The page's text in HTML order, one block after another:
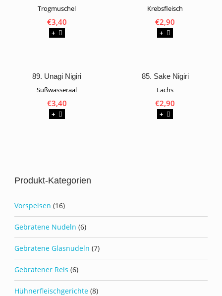
Trogmuschel
€3,40
+
Krebsfleisch
€2,90
+
89. Unagi Nigiri
Süßwasseraal
€3,40
+
85. Sake Nigiri
Lachs
€2,90
+
Produkt-Kategorien
Vorspeisen (16)
Gebratene Nudeln (6)
Gebratene Glasnudeln (7)
Gebratener Reis (6)
Hühnerfleischgerichte (8)